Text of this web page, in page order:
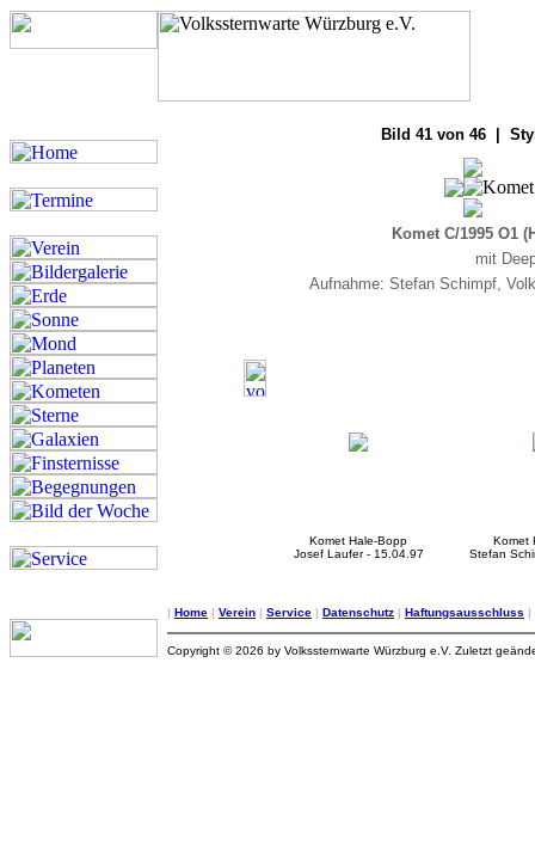
Bild 41 von 46 |
Komet C/1995 O1
mit
Aufnahme: Stefan Schimpf,
Komet Hale-Bopp
Josef Laufer - 15.04.97
Komet
Stefan
| Home | Verein | Service | Datenschutz | Haftungsausschluss |
Copyright © 2026 by Volkssternwarte Würzburg e.V. Zuletzt